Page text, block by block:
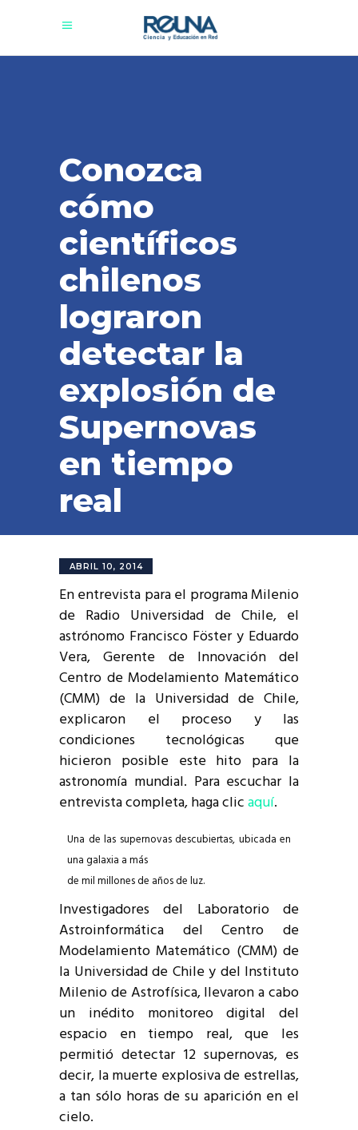
Conozca
cómo
científicos
chilenos
lograron
detectar la
explosión de
Supernovas
en tiempo
real
ABRIL 10, 2014
En entrevista para el programa Milenio
de Radio Universidad de Chile, el
astrónomo Francisco Föster y Eduardo
Vera, Gerente de Innovación del
Centro de Modelamiento Matemático
(CMM) de la Universidad de Chile,
explicaron el proceso y las
condiciones tecnológicas que
hicieron posible este hito para la
astronomía mundial. Para escuchar la
entrevista completa, haga clicaquí.
Una de las supernovas descubiertas, ubicada en
una galaxia a más
de mil millones de años de luz.
Investigadores del Laboratorio de
Astroinformática del Centro de
Modelamiento Matemático (CMM) de
la Universidad de Chile y del Instituto
Milenio de Astrofísica, llevaron a cabo
un inédito monitoreo digital del
espacio en tiempo real, que les
permitió detectar 12 supernovas, es
decir, la muerte explosiva de estrellas,
a tan sólo horas de su aparición en el
cielo.